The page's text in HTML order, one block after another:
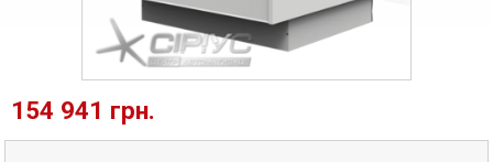
154 941 грн.